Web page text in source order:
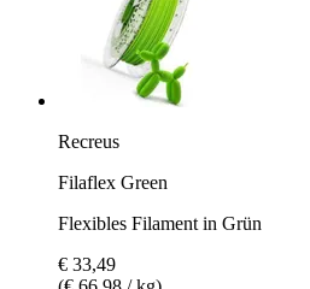
Recreus
Filaflex Green
Flexibles Filament in Grün
€ 33,49